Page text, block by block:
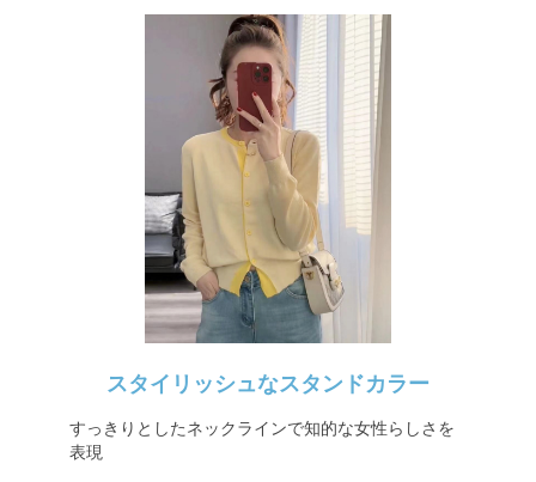
スタイリッシュなスタンドカラー
すっきりとしたネックラインで知的な女性らしさを
表現